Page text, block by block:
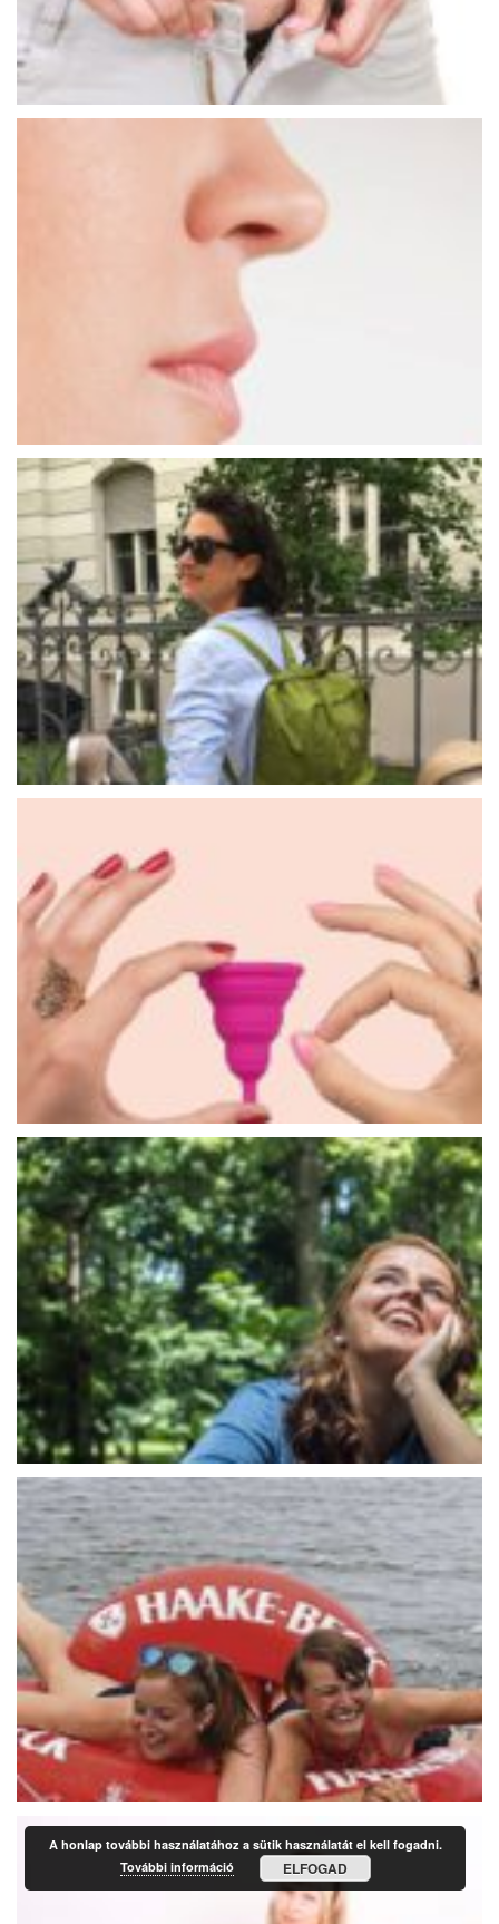
A honlap további használatához a sütik használatát el kell fogadni.
További információ
ELFOGAD